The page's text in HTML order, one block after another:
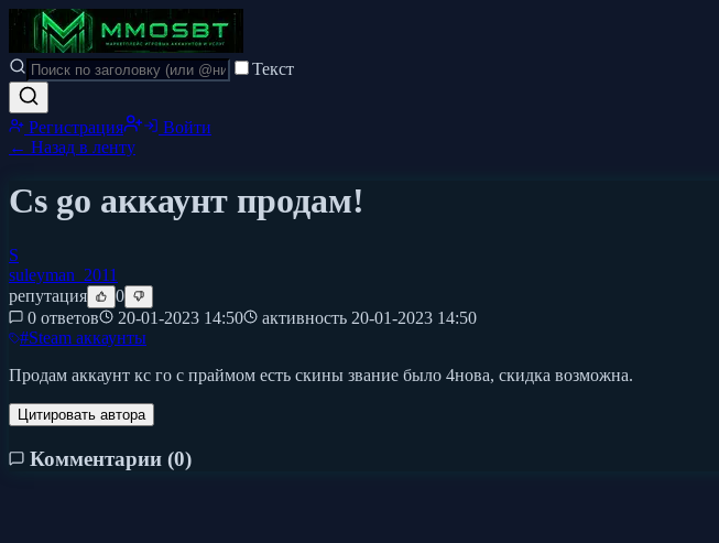
Текст
Регистрация
Войти
← Назад в ленту
Cs go аккаунт продам!
S
suleyman_2011
репутация
0
0 ответов
20-01-2023 14:50 активность 20-01-2023 14:50
#Steam аккаунты
Продам аккаунт кс го с праймом есть скины звание было 4нова, скидка возможна.
Цитировать автора
Комментарии (0)